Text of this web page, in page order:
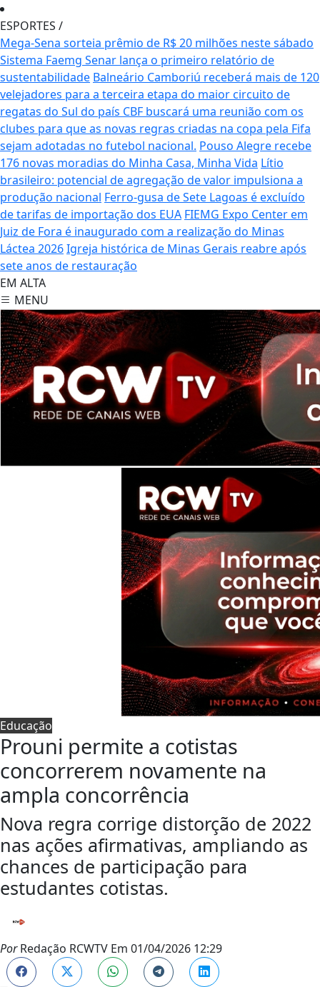
ESPORTES /
Mega-Sena sorteia prêmio de R$ 20 milhões neste sábado
Sistema Faemg Senar lança o primeiro relatório de
sustentabilidade Balneário Camboriú receberá mais de 120
velejadores para a terceira etapa do maior circuito de
regatas do Sul do país CBF buscará uma reunião com os
clubes para que as novas regras criadas na copa pela Fifa
sejam adotadas no futebol nacional. Pouso Alegre recebe
176 novas moradias do Minha Casa, Minha Vida Lítio
brasileiro: potencial de agregação de valor impulsiona a
produção nacional Ferro-gusa de Sete Lagoas é excluído
de tarifas de importação dos EUA FIEMG Expo Center em
Juiz de Fora é inaugurado com a realização do Minas
Láctea 2026Igreja histórica de Minas Gerais reabre após
sete anos de restauração
EM ALTA
MENU
Educação
Prouni permite a cotistas
concorrerem novamente na
ampla concorrência
Nova regra corrige distorção de 2022
nas ações afirmativas, ampliando as
chances de participação para
estudantes cotistas.
PorRedação RCWTV Em 01/04/2026 12:29